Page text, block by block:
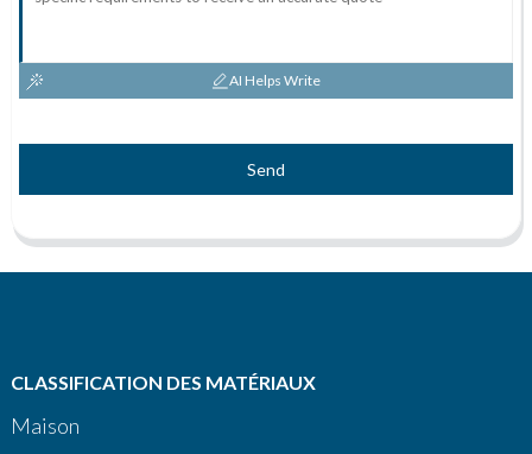
AI Helps Write
Send
CLASSIFICATION DES MATÉRIAUX
Maison